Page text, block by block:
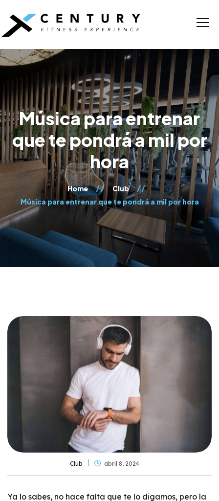
Música para entrenar
que te pondrá a mil por
hora
Home
Club
Música para entrenar que te pondrá a mil por hora
Club abril 8, 2024
Ya lo sabes, no hace falta que te lo digamos, pero la